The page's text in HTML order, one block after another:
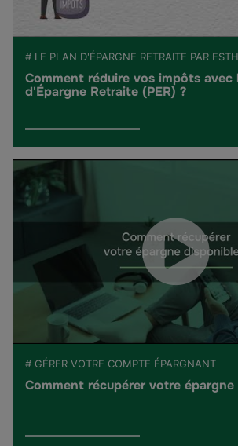
# LE PLAN D'ÉPARGNE RETRAITE PAR
Comment réduire vos impôts avec
d'Épargne Retraite (PER) ?
# GÉRER VOTRE COMPTE ÉPARGNANT
Comment récupérer votre